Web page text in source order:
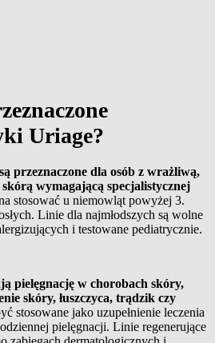
Uriage?
przeznaczone dla osób z wrażliwą,
wymagającą specjalistycznej
stosować u niemowląt powyżej 3.
Linie dla najmłodszych są wolne
i testowane pediatrycznie.
pielęgnację w chorobach skóry,
skóry, łuszczyca, trądzik czy
stosowane jako uzupełnienie leczenia
pielęgnacji. Linie regenerujące